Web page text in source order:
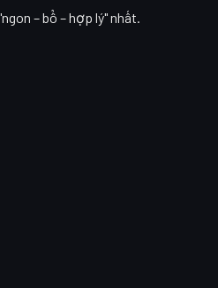
– bổ – hợp lý" nhất.